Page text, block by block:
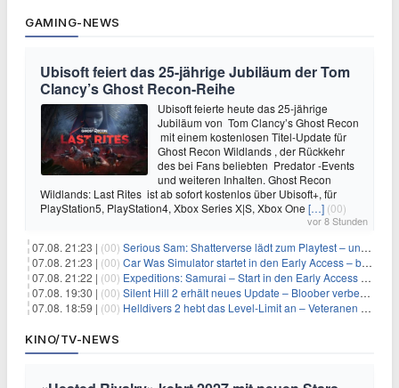
GAMING-NEWS
Ubisoft feiert das 25-jährige Jubiläum der Tom
Clancy’s Ghost Recon-Reihe
Ubisoft feierte heute das 25-jährige
Jubiläum von Tom Clancy’s Ghost Recon
mit einem kostenlosen Titel-Update für
Ghost Recon Wildlands , der Rückkehr
des bei Fans beliebten Predator -Events
und weiteren Inhalten. Ghost Recon
Wildlands: Last Rites ist ab sofort kostenlos über Ubisoft+, für
PlayStation5, PlayStation4, Xbox Series X|S, Xbox One […] (00)
vor 8 Stunden
07.08. 21:23 | (00) Serious Sam: Shatterverse lädt zum Playtest – und erscheint schon bald!
07.08. 21:23 | (00) Car Was Simulator startet in den Early Access – bald gehts los!
07.08. 21:22 | (00) Expeditions: Samurai – Start in den Early Access ab heute im feudalen Japan
07.08. 19:30 | (00) Silent Hill 2 erhält neues Update – Bloober verbessert Grafik und Performance
07.08. 18:59 | (00) Helldivers 2 hebt das Level-Limit an – Veteranen können endlich weiter aufsteigen
KINO/TV-NEWS